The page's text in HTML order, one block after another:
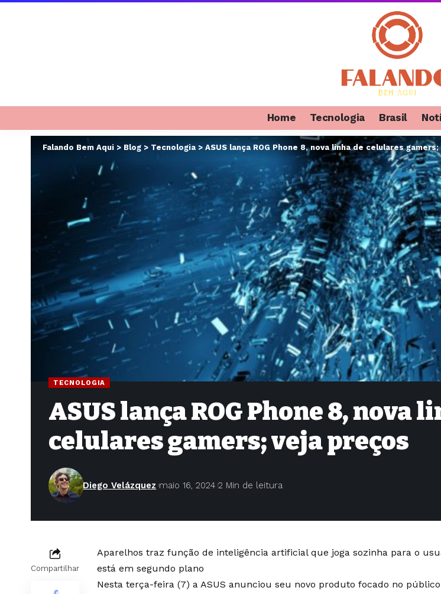
Home Tecnologia Brasil
Falando Bem Aqui > Blog > Tecnologia > ASUS lança ROG Phone 8, nova linha de celulares
TECNOLOGIA
ASUS lança ROG Phone 8, nova
celulares gamers; veja preços
Diego Velázquez maio 16, 2024 2 Min de leitura
Compartilhar
Aparelhos traz função de inteligência artificial que joga sozinha para o
está em segundo plano
Nesta terça-feira (7) a ASUS anunciou seu novo produto focado no